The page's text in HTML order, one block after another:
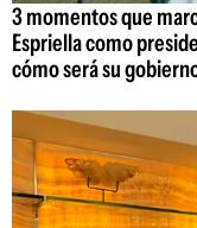
3 momentos que
Espriella como
cómo será su